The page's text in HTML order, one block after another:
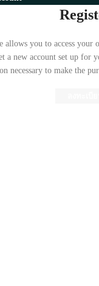
allows you to access
a new account set up
necessary to make the